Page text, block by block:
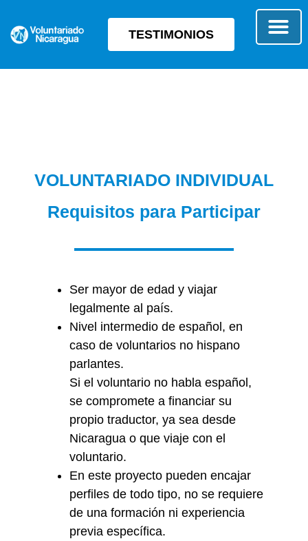
TESTIMONIOS
VOLUNTARIADO INDIVIDUAL
Requisitos para Participar
Ser mayor de edad y viajar
legalmente al país.
Nivel intermedio de español, en
caso de voluntarios no hispano
parlantes.
Si el voluntario no habla español,
se compromete a financiar su
propio traductor, ya sea desde
Nicaragua o que viaje con el
voluntario.
En este proyecto pueden encajar
perfiles de todo tipo, no se requiere
de una formación ni experiencia
previa específica.